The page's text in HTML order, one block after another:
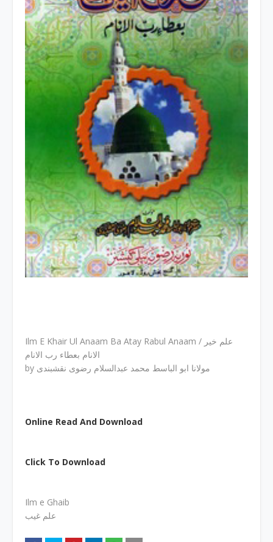
Ilm E Khair Ul Anaam Ba Atay Rabul Anaam / علم خیر
الانام بعطاء رب الانام
by مولانا ابو الباسط محمد عبدالسلام رضوی نقشبندی
Online Read And Download
Click To Download
Ilm e Ghaib
علم غیب